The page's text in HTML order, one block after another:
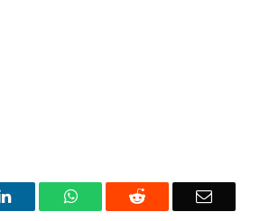
LinkedIn WhatsAppReddit Email